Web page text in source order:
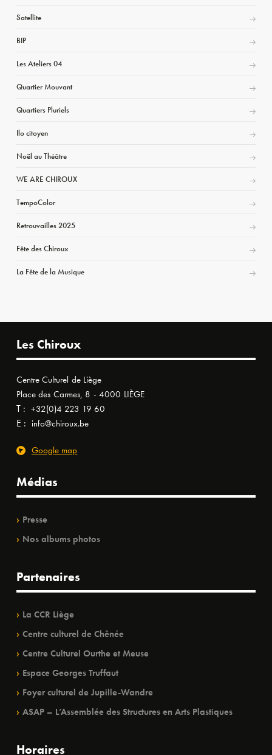
Satellite
BIP
Les Ateliers 04
Quartier Mouvant
Quartiers Pluriels
Ilo citoyen
Noël au Théâtre
WE ARE CHIROUX
TempoColor
Retrouvailles 2025
Fête des Chiroux
La Fête de la Musique
Les Chiroux
Centre Culturel de Liège
Place des Carmes, 8 - 4000 LIÈGE
T : +32(0)4 223 19 60
E : info@chiroux.be
Google map
Médias
Presse
Nos albums photos
Partenaires
La CCR Liège
Centre culturel de Chênée
Centre Culturel Ourthe et Meuse
Espace Georges Truffaut
Foyer culturel de Jupille-Wandre
ASAP – L’Assemblée des Structures en Arts Plastiques
Horaires